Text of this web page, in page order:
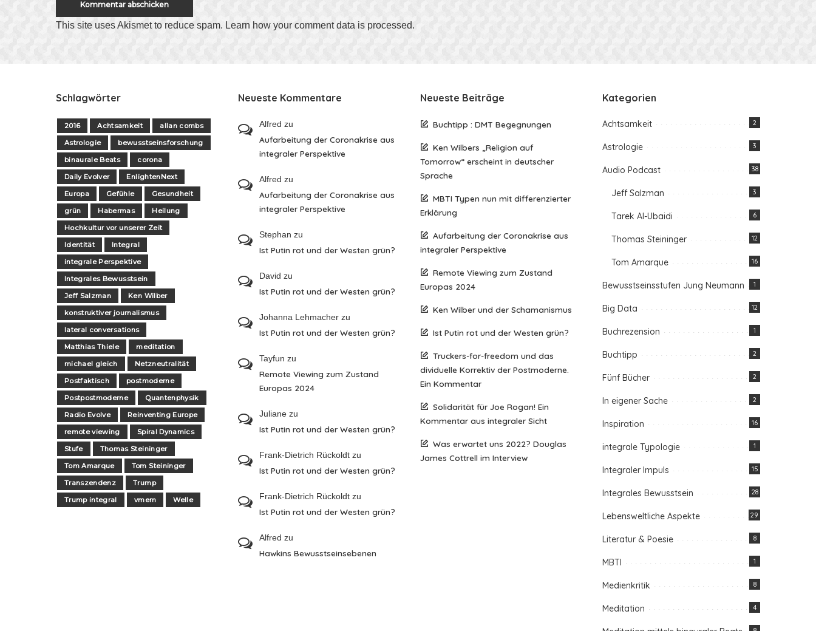
This site uses Akismet to reduce spam. Learn how your comment data is processed.
Schlagwörter
2016 Achtsamkeit
allan combs
Astrologie
bewusstseinsforschung
binaurale Beats
corona
Daily Evolver
EnlightenNext
Europa
Gefühle
Gesundheit
grün
Habermas
Heilung
Hochkultur vor unserer Zeit
Identität
Integral
integrale Perspektive
Integrales Bewusstsein
Jeff Salzman
Ken Wilber
konstruktiver journalismus
lateral conversations
Matthias Thiele
meditation
michael gleich
Netzneutralität
Postfaktisch
postmoderne
Postpostmoderne
Quantenphysik
Radio Evolve
Reinventing Europe
remote viewing
Spiral Dynamics
Stufe
Thomas Steininger
Tom Amarque
Tom Steininger
Transzendenz
Trump
Trump integral
vmem Welle
Neueste Kommentare
Alfred zu
Aufarbeitung der Coronakrise aus
integraler Perspektive
Alfred zu
Aufarbeitung der Coronakrise aus
integraler Perspektive
Stephan zu
Ist Putin rot und der Westen grün?
David zu
Ist Putin rot und der Westen grün?
Johanna Lehmacher zu
Ist Putin rot und der Westen grün?
Tayfun zu
Remote Viewing zum Zustand
Europas 2024
Juliane zu
Ist Putin rot und der Westen grün?
Frank-Dietrich Rückoldt zu
Ist Putin rot und der Westen grün?
Frank-Dietrich Rückoldt zu
Ist Putin rot und der Westen grün?
Alfred zu
Hawkins Bewusstseinsebenen
Neueste Beiträge
Buchtipp : DMT Begegnungen
Ken Wilbers „Religion auf
Tomorrow“ erscheint in deutscher
Sprache
MBTI Typen nun mit differenzierter
Erklärung
Aufarbeitung der Coronakrise aus
integraler Perspektive
Remote Viewing zum Zustand
Europas 2024
Ken Wilber und der Schamanismus
Ist Putin rot und der Westen grün?
Truckers-for-freedom und das
dividuelle Korrektiv der Postmoderne.
Ein Kommentar
Solidarität für Joe Rogan! Ein
Kommentar aus integraler Sicht
Was erwartet uns 2022? Douglas
James Cottrell im Interview
Kategorien
Achtsamkeit 2
Astrologie 3
Audio Podcast 38
Jeff Salzman 3
Tarek Al-Ubaidi 6
Thomas Steininger 12
Tom Amarque 16
Bewusstseinsstufen Jung Neumann 1
Big Data 12
Buchrezension 1
Buchtipp 2
Fünf Bücher 2
In eigener Sache 2
Inspiration 16
integrale Typologie 1
Integraler Impuls 15
Integrales Bewusstsein 28
Lebensweltliche Aspekte 29
Literatur & Poesie 8
MBTI 1
Medienkritik 8
Meditation 4